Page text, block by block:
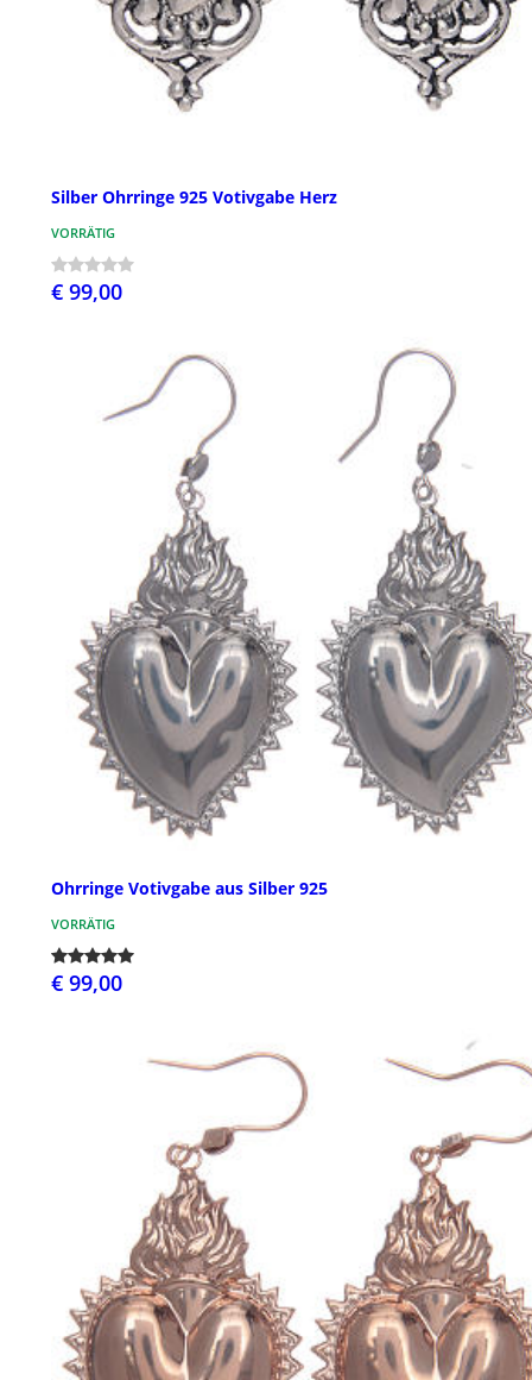
Silber Ohrringe 925 Votivgabe Herz
VORRÄTIG
€ 99,00
Ohrringe Votivgabe aus Silber 925
VORRÄTIG
€ 99,00